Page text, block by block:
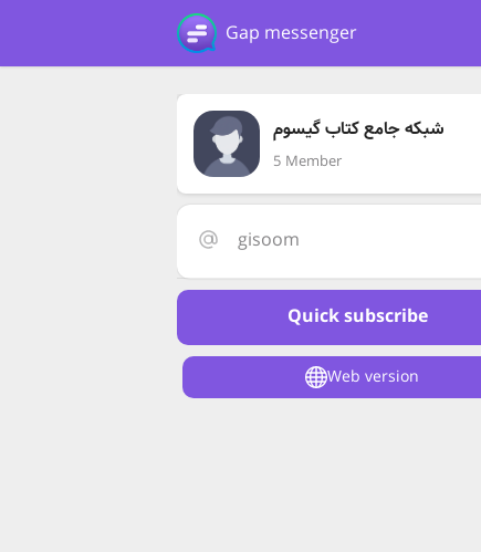
Gap messenger
شبکه جامع کتاب گیسوم
5 Member
gisoom
Quick subscribe
Web version